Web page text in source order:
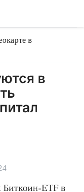
в
в
Биткоин-ETF в